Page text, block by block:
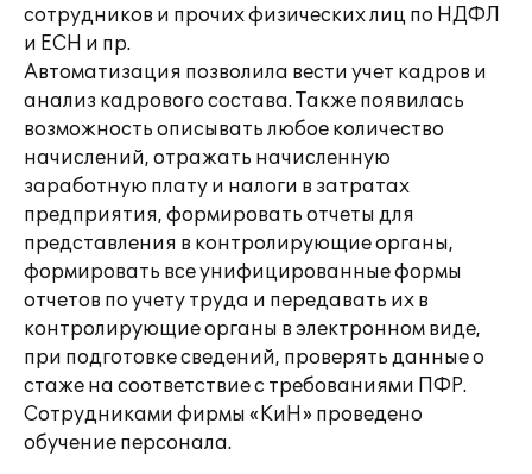
сотрудников и прочих физических лиц по НДФЛ
и ЕСН и пр.
Автоматизация позволила вести учет кадров и
анализ кадрового состава. Также появилась
возможность описывать любое количество
начислений, отражать начисленную
заработную плату и налоги в затратах
предприятия, формировать отчеты для
представления в контролирующие органы,
формировать все унифицированные формы
отчетов по учету труда и передавать их в
контролирующие органы в электронном виде,
при подготовке сведений, проверять данные о
стаже на соответствие с требованиями ПФР.
Сотрудниками фирмы «КиН» проведено
обучение персонала.